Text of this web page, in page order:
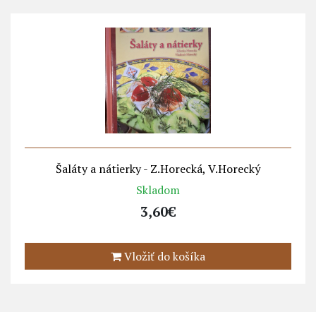
Šaláty a nátierky - Z.Horecká, V.Horecký
Skladom
3,60€
Vložiť do košíka